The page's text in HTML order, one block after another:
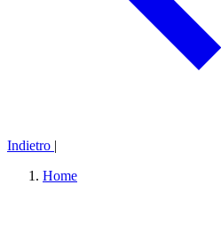
Indietro |
Home